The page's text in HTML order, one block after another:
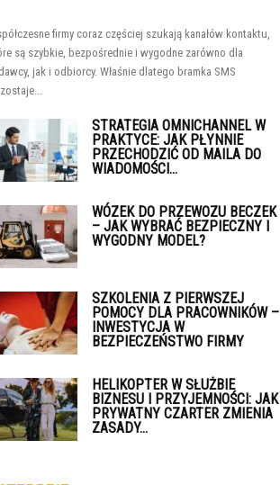
firmy coraz częściej szukają kanałów kontaktu,
są szybkie, bezpośrednie i wygodne zarówno dla
jak i odbiorcy. Właśnie dlatego bramka SMS
STRATEGIA OMNICHANNEL W
PRAKTYCE: JAK PŁYNNIE
PRZECHODZIĆ OD MAILA DO
WIADOMOŚCI...
WÓZEK DO PRZEWOZU BECZEK
– JAK WYBRAĆ BEZPIECZNY I
WYGODNY MODEL?
SZKOLENIA Z PIERWSZEJ
POMOCY DLA PRACOWNIKÓW –
INWESTYCJA W
BEZPIECZEŃSTWO FIRMY
HELIKOPTER W SŁUŻBIE
BIZNESU I PRZYJEMNOŚCI: JAK
PRYWATNY CZARTER ZMIENIA
ZASADY...